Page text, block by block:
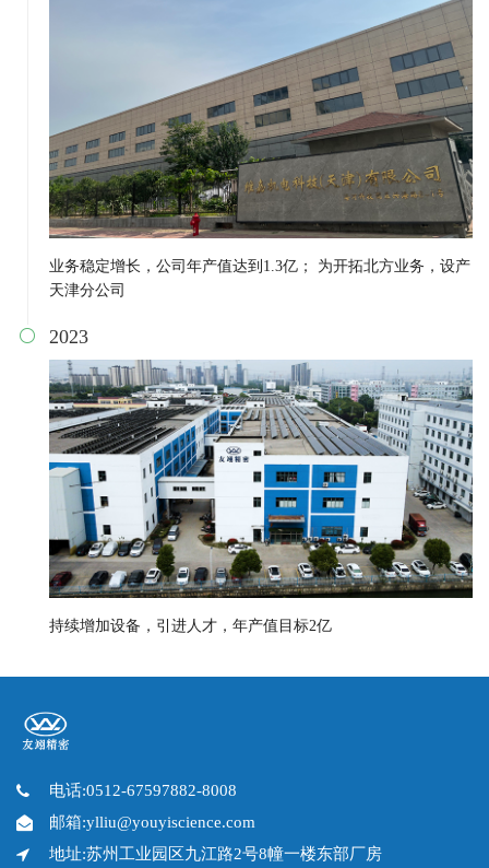
业务稳定增长，公司年产值达到1.3亿； 为开拓北方业务，设产
天津分公司
 2023
持续增加设备，引进人才，年产值目标2亿
电话:0512-67597882-8008
邮箱:ylliu@youyiscience.com
地址:苏州工业园区九江路2号8幢一楼东部厂房